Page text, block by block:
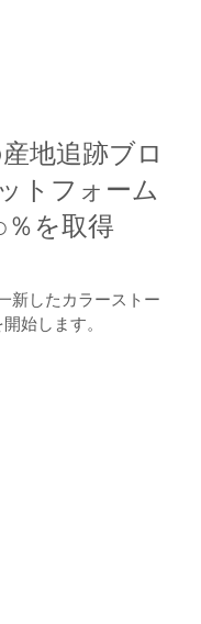
地追跡ブロ
トフォーム
％を取得
新したカラーストー
始します。